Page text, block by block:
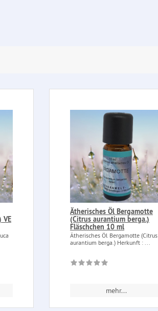
VE
Ätherisches Öl Bergamotte
(Citrus aurantium berga.)
Fläschchen 10 ml
Ätherisches Öl Bergamotte (Citrus
aurantium berga.) Herkunft : ...
mehr...